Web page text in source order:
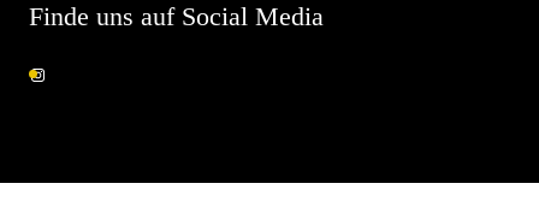
Finde uns auf Social Media